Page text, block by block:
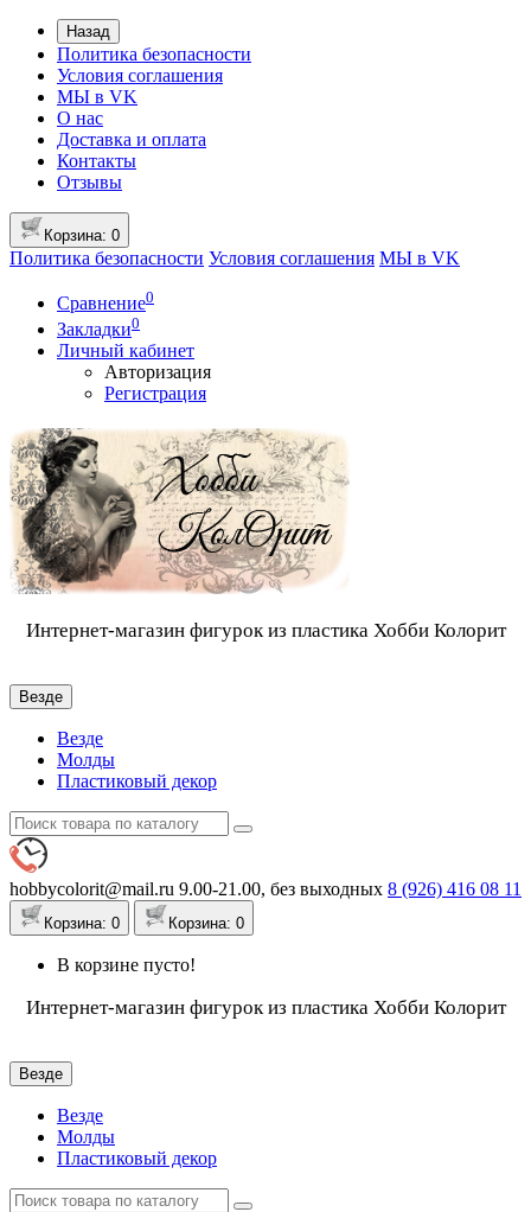
Назад
Политика безопасности
Условия соглашения
МЫ в VK
О нас
Доставка и оплата
Контакты
Отзывы
Корзина: 0
Политика безопасности Условия соглашения МЫ в VK
Сравнение0
Закладки0
Личный кабинет
Авторизация
Регистрация
Интернет-магазин фигурок из пластика Хобби Колорит
Везде
Везде
Молды
Пластиковый декор
hobbycolorit@mail.ru 9.00-21.00, без выходных 8 (926) 416 08 11
Корзина: 0 Корзина: 0
В корзине пусто!
Интернет-магазин фигурок из пластика Хобби Колорит
Везде
Везде
Молды
Пластиковый декор